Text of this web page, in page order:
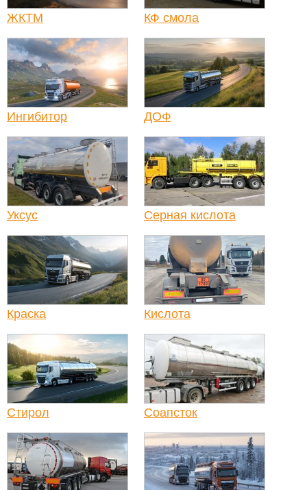
ЖКТМ КФ смола
Ингибитор ДОФ
Уксус Серная кислота
Краска Кислота
Стирол Соапсток